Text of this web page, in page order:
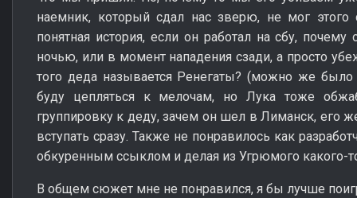
наемник, который сдал нас зверю, не мог
понятная история, если он работал на сбу,
ночью, или в момент нападения сзади, а просто
того деда называется Ренегаты? (можно же
буду цепляться к мелочам, но Лука тоже
группировку к деду, зачем он шел в Лиманск, его
вступать сразу. Также не понравилось как
обкуренным ссыклом и делая из Угрюмого какого-
В общем сюжет мне не понравился, я бы лучше